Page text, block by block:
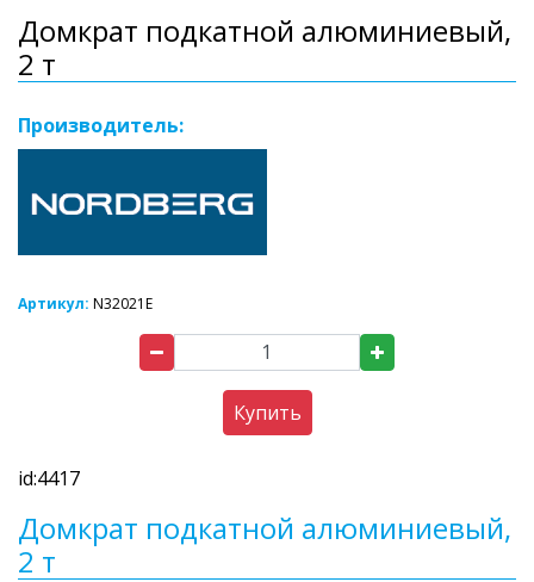
Домкрат подкатной алюминиевый,
2 т
Производитель:
Артикул: N32021E
Купить
id:4417
Домкрат подкатной алюминиевый,
2 т